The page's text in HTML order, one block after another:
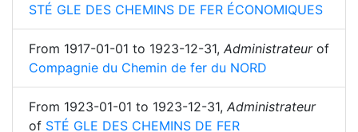
STÉ GLE DES CHEMINS DE FER ÉCONOMIQUES
From 1917-01-01 to 1923-12-31, Administrateurof
Compagnie du Chemin de fer du NORD
From 1923-01-01 to 1923-12-31, Administrateur
of STÉ GLE DES CHEMINS DE FER